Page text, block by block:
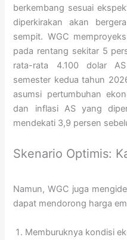
berkembang sesuai
diperkirakan akan
sempit. WGC
pada rentang sekitar 5
rata-rata 4.100 dolar
semester kedua tahun
asumsi pertumbuhan
dan inflasi AS yang
mendekati 3,9 persen
Skenario Optimis:
Namun, WGC juga
dapat mendorong harga
Memburuknya kondisi